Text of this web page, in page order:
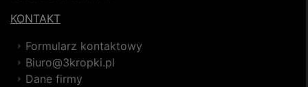
KONTAKT
Formularz kontaktowy
Biuro@3kropki.pl
Dane firmy